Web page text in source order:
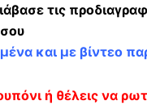
τις
και με βίντεο
ή θέλεις να